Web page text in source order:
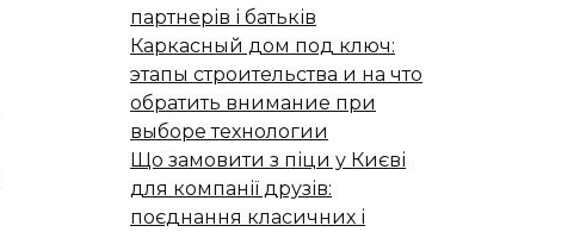
партнерів і батьків
Каркасный дом под ключ:
этапы строительства и на что
обратить внимание при
выборе технологии
Що замовити з піци у Києві
для компанії друзів:
поєднання класичних і